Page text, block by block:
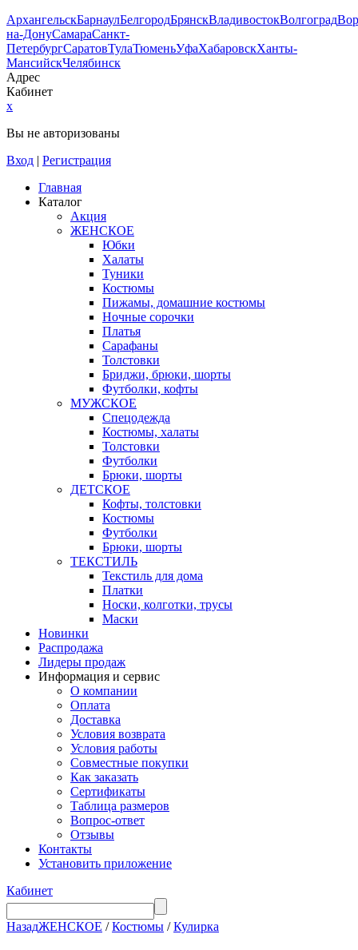
АрхангельскБарнаулБелгородБрянскВладивостокВолгоград
на-ДонуСамараСанкт-
ПетербургСаратовТулаТюменьУфаХабаровскХанты-
МансийскЧелябинск
Адрес
Кабинет
x
Вы не авторизованы
Вход | Регистрация
Главная
Каталог
Акция
ЖЕНСКОЕ
Юбки
Халаты
Туники
Костюмы
Пижамы, домашние костюмы
Ночные сорочки
Платья
Сарафаны
Толстовки
Бриджи, брюки, шорты
Футболки, кофты
МУЖСКОЕ
Спецодежда
Костюмы, халаты
Толстовки
Футболки
Брюки, шорты
ДЕТСКОЕ
Кофты, толстовки
Костюмы
Футболки
Брюки, шорты
ТЕКСТИЛЬ
Текстиль для дома
Платки
Носки, колготки, трусы
Маски
Новинки
Распродажа
Лидеры продаж
Информация и сервис
О компании
Оплата
Доставка
Условия возврата
Условия работы
Совместные покупки
Как заказать
Сертификаты
Таблица размеров
Вопрос-ответ
Отзывы
Контакты
Установить приложение
Кабинет
НазадЖЕНСКОЕ /Костюмы /Кулирка